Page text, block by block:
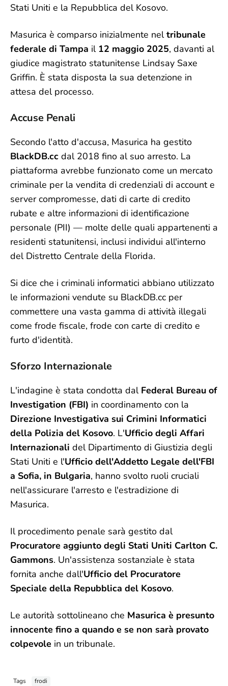
Stati Uniti e la Repubblica del Kosovo.
Masurica è comparso inizialmente neltribunale
federale di Tampa il 12 maggio 2025, davanti al
giudice magistrato statunitense Lindsay Saxe
Griffin. È stata disposta la sua detenzione in
attesa del processo.
Accuse Penali
Secondo l'atto d'accusa, Masurica ha gestito
BlackDB.cc dal 2018 fino al suo arresto. La
piattaforma avrebbe funzionato come un mercato
criminale per la vendita di credenziali di account e
server compromesse, dati di carte di credito
rubate e altre informazioni di identificazione
personale (PII) — molte delle quali appartenenti a
residenti statunitensi, inclusi individui all'interno
del Distretto Centrale della Florida.
Si dice che i criminali informatici abbiano utilizzato
le informazioni vendute su BlackDB.cc per
commettere una vasta gamma di attività illegali
come frode fiscale, frode con carte di credito e
furto d'identità.
Sforzo Internazionale
L'indagine è stata condotta dal Federal Bureau of
Investigation (FBI) in coordinamento con la
Direzione Investigativa sui Crimini Informatici
della Polizia del Kosovo. L'Ufficio degli Affari
Internazionali del Dipartimento di Giustizia degli
Stati Uniti e l'Ufficio dell'Addetto Legale dell'FBI
a Sofia, in Bulgaria, hanno svolto ruoli cruciali
nell'assicurare l'arresto e l'estradizione di
Masurica.
Il procedimento penale sarà gestito dal
Procuratore aggiunto degli Stati Uniti Carlton C.
Gammons. Un'assistenza sostanziale è stata
fornita anche dall'Ufficio del Procuratore
Speciale della Repubblica del Kosovo.
Le autorità sottolineano che Masurica è presunto
innocente fino a quando e se non sarà provato
colpevole in un tribunale.
Tags frodi